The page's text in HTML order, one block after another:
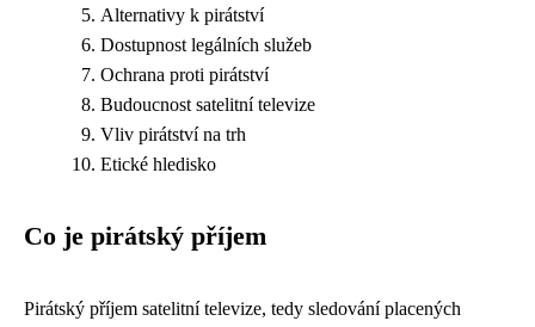
Alternativy k pirátství
Dostupnost legálních služeb
Ochrana proti pirátství
Budoucnost satelitní televize
Vliv pirátství na trh
Etické hledisko
Co je pirátský příjem
Pirátský příjem satelitní televize, tedy sledování placených